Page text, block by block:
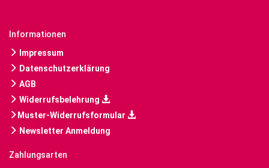
Informationen
Impressum
Datenschutzerklärung
AGB
Widerrufsbelehrung
Muster-Widerrufsformular
Newsletter Anmeldung
Zahlungsarten